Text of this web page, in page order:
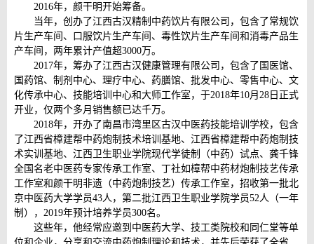
2016年，颜干明开始筹备。
当年，创办了江西古汉精制中药饮片有限公司，包含了常规饮
片生产车间、口服饮片生产车间、毒性饮片生产车间和消毒产品生
产车间，两年累计产值超3000万。
2017年，筹办了江西古汉健康管理有限公司，包含了国医馆、
国药馆、制剂中心、理疗中心、药膳馆、批发中心、零售中心、文
化传承中心、技能培训中心和大师工作室，于2018年10月28日正式
开业，仅两个多月销售额已达千万。
2018年，开办了南昌市湾里区古汉中医药技能培训学校，包含
了江西省樟建帮中药炮制技术培训基地、江西省樟建帮中药炮制技
术实训基地、江西卫生职业学院现代学徒制（中药）试点、龚千锋
全国名老中医药专家传承工作室、丁社如樟帮中药材炮制技艺传承
工作室和颜干明非遗（中药炮制技艺）传承工作室，招收第一批北
京中医药大学学员43人，第二批江西卫生职业学院学员52人（一年
制），2019年预计培养学员300名。
这些年，他经常应邀到中医药大学、技工类院校和同仁堂等单